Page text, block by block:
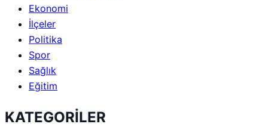
Ekonomi
İlçeler
Politika
Spor
Sağlık
Eğitim
KATEGORİLER